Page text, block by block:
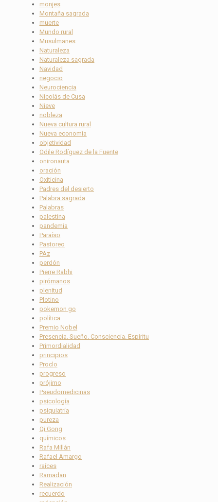
monjes
Montaña sagrada
muerte
Mundo rural
Musulmanes
Naturaleza
Naturaleza sagrada
Navidad
negocio
Neurociencia
Nicolás de Cusa
Nieve
nobleza
Nueva cultura rural
Nueva economía
objetividad
Odile Rodíguez de la Fuente
onironauta
oración
Oxiticina
Padres del desierto
Palabra sagrada
Palabras
palestina
pandemia
Paraíso
Pastoreo
PAz
perdón
Pierre Rabhi
pirómanos
plenitud
Plotino
pokemon go
política
Premio Nobel
Presencia. Sueño. Consciencia. Espíritu
Primordialidad
principios
Proclo
progreso
prójimo
Pseudomedicinas
psicología
psiquiatría
pureza
Qi Gong
químicos
Rafa Millán
Rafael Amargo
raíces
Ramadan
Realización
recuerdo